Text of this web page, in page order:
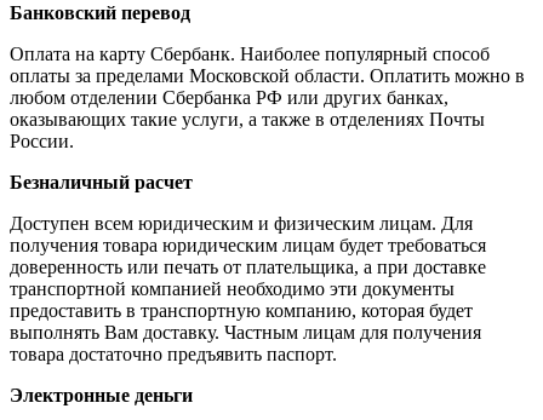
Банковский перевод
Оплата на карту Сбербанк. Наиболее популярный способ
оплаты за пределами Московской области. Оплатить можно в
любом отделении Сбербанка РФ или других банках,
оказывающих такие услуги, а также в отделениях Почты
России.
Безналичный расчет
Доступен всем юридическим и физическим лицам. Для
получения товара юридическим лицам будет требоваться
доверенность или печать от плательщика, а при доставке
транспортной компанией необходимо эти документы
предоставить в транспортную компанию, которая будет
выполнять Вам доставку. Частным лицам для получения
товара достаточно предъявить паспорт.
Электронные деньги